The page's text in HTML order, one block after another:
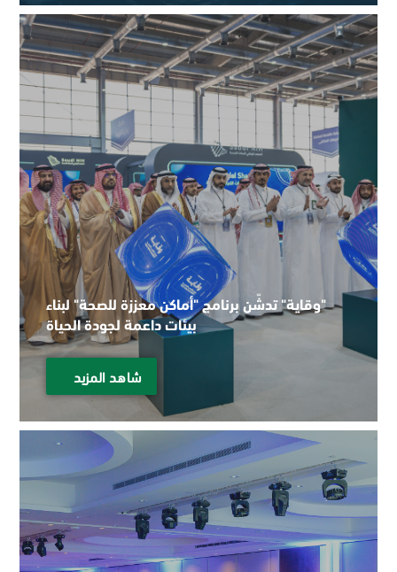
"وقاية" تدشّن برنامج "أماكن معززة للصحة" لبناء
بيئات داعمة لجودة الحياة
شاهد المزيد